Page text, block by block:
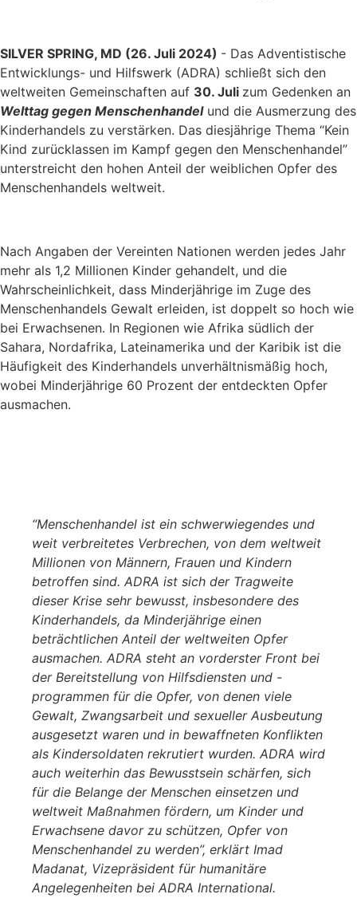
SILVER SPRING, MD (26. Juli 2024) - Das Adventistische
Entwicklungs- und Hilfswerk (ADRA) schließt sich den
weltweiten Gemeinschaften auf 30. Juli zum Gedenken an
Welttag gegen Menschenhandelund die Ausmerzung des
Kinderhandels zu verstärken. Das diesjährige Thema “Kein
Kind zurücklassen im Kampf gegen den Menschenhandel”
unterstreicht den hohen Anteil der weiblichen Opfer des
Menschenhandels weltweit.
Nach Angaben der Vereinten Nationen werden jedes Jahr
mehr als 1,2 Millionen Kinder gehandelt, und die
Wahrscheinlichkeit, dass Minderjährige im Zuge des
Menschenhandels Gewalt erleiden, ist doppelt so hoch wie
bei Erwachsenen. In Regionen wie Afrika südlich der
Sahara, Nordafrika, Lateinamerika und der Karibik ist die
Häufigkeit des Kinderhandels unverhältnismäßig hoch,
wobei Minderjährige 60 Prozent der entdeckten Opfer
ausmachen.
“Menschenhandel ist ein schwerwiegendes und
weit verbreitetes Verbrechen, von dem weltweit
Millionen von Männern, Frauen und Kindern
betroffen sind. ADRA ist sich der Tragweite
dieser Krise sehr bewusst, insbesondere des
Kinderhandels, da Minderjährige einen
beträchtlichen Anteil der weltweiten Opfer
ausmachen. ADRA steht an vorderster Front bei
der Bereitstellung von Hilfsdiensten und -
programmen für die Opfer, von denen viele
Gewalt, Zwangsarbeit und sexueller Ausbeutung
ausgesetzt waren und in bewaffneten Konflikten
als Kindersoldaten rekrutiert wurden. ADRA wird
auch weiterhin das Bewusstsein schärfen, sich
für die Belange der Menschen einsetzen und
weltweit Maßnahmen fördern, um Kinder und
Erwachsene davor zu schützen, Opfer von
Menschenhandel zu werden”, erklärt Imad
Madanat, Vizepräsident für humanitäre
Angelegenheiten bei ADRA International.